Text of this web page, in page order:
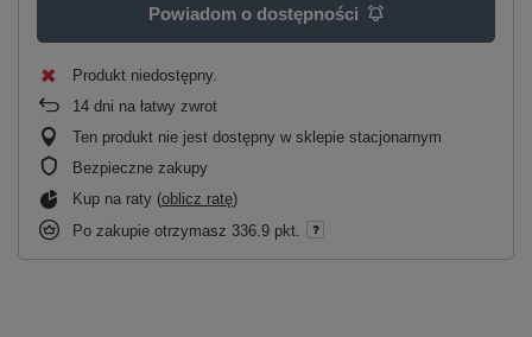
Powiadom o dostępności
Produkt niedostępny
14 dni na łatwy zwrot
Ten produkt nie jest dostępny w sklepie stacjonarnym
Bezpieczne zakupy
Kup na raty (oblicz ratę)
Po zakupie otrzymasz 336.9 pkt.